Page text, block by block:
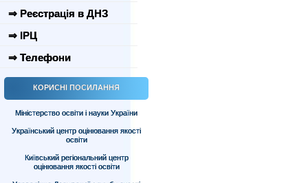
⇒ Реєстрація в ДНЗ
⇒ ІРЦ
⇒ Телефони
КОРИСНІ ПОСИЛАННЯ
Міністерство освіти і науки України
Український центр оцінювання якості
освіти
Київський регіональний центр
оцінювання якості освіти